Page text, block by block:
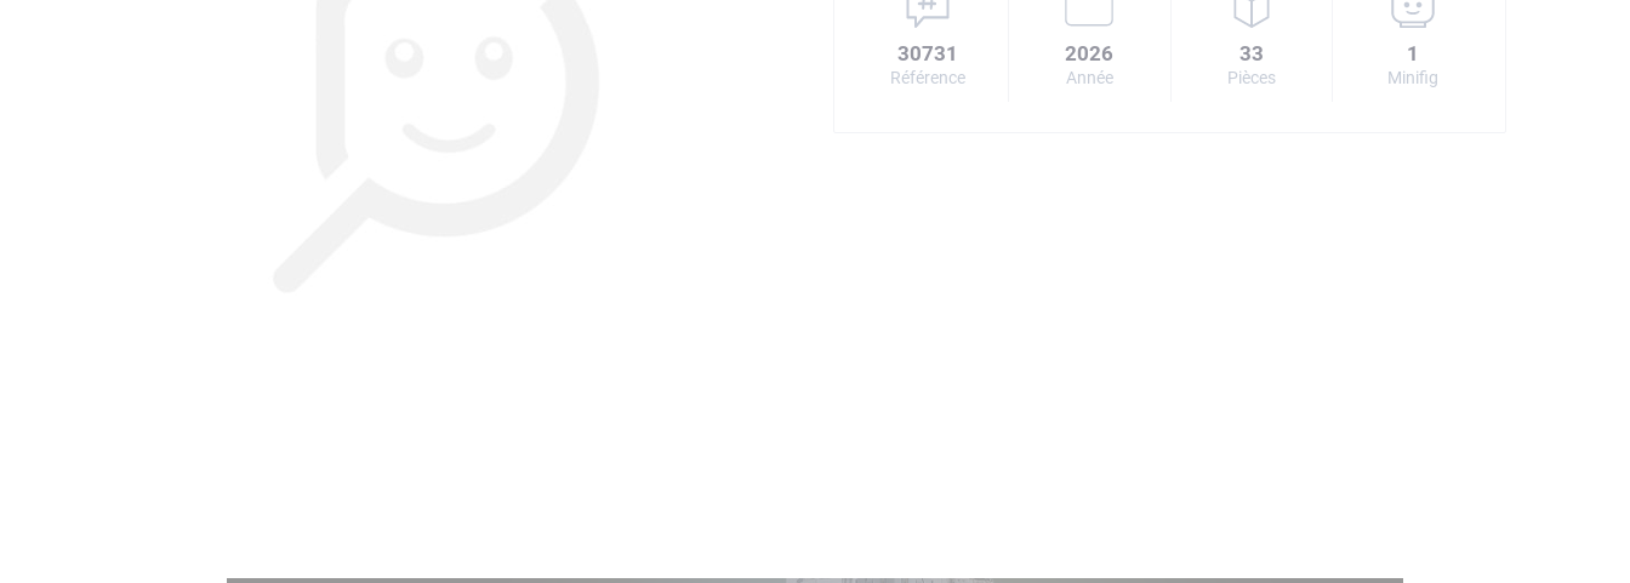
30731
Référence
2026
Année
33
Pièces
1
Minifig